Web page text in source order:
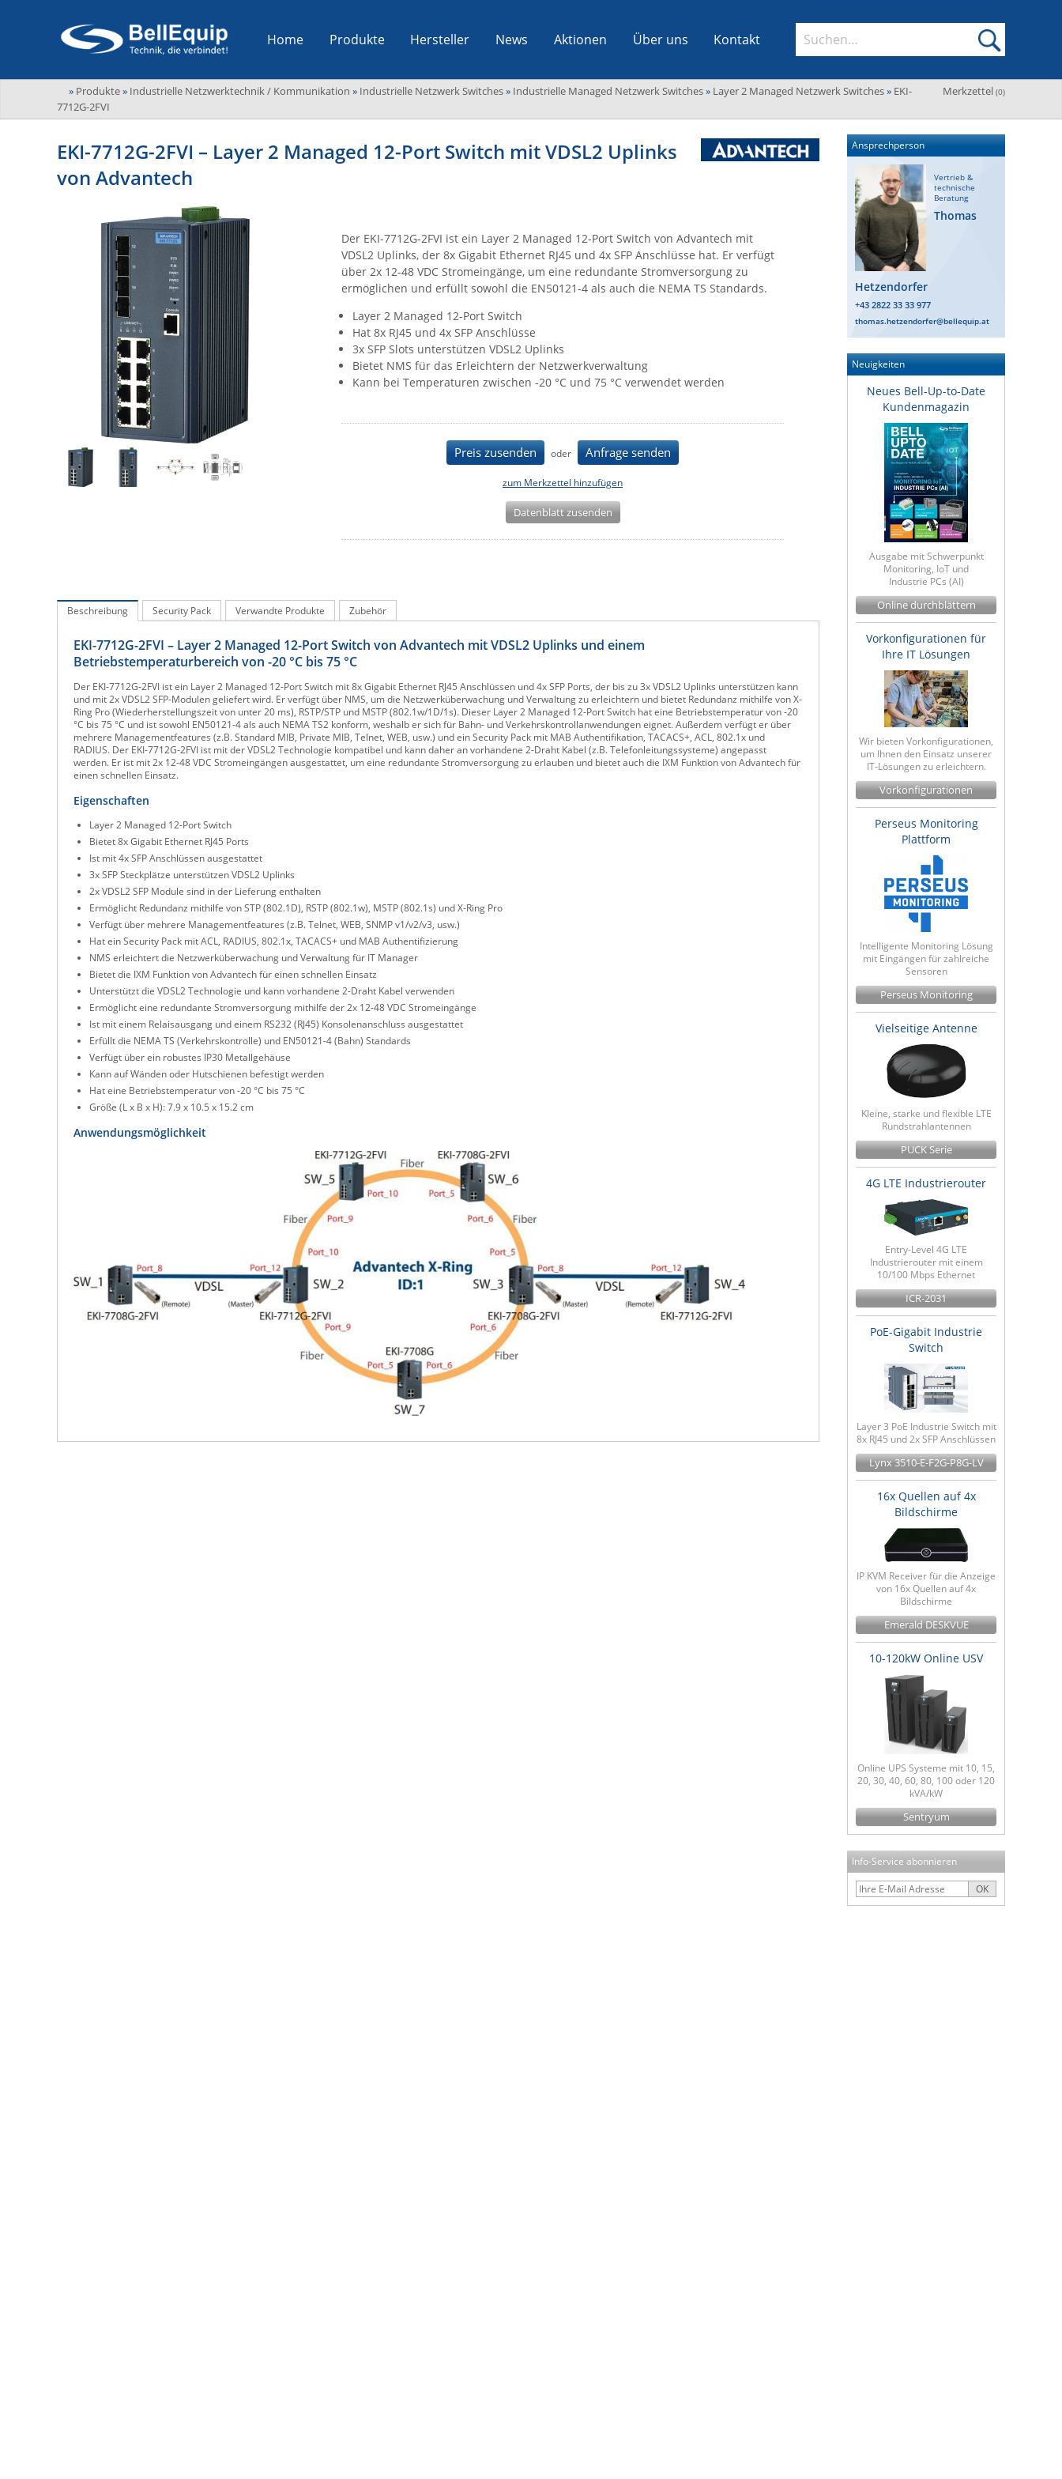
Home Produkte Hersteller News Aktionen Über uns Kontakt
Merkzettel (0)
» Produkte» Industrielle Netzwerktechnik / Kommunikation » Industrielle Netzwerk Switches» Industrielle Managed Netzwerk Switches» Layer 2 Managed Netzwerk Switches» EKI-
7712G-2FVI
EKI-7712G-2FVI – Layer 2 Managed 12-Port Switch mit VDSL2 Uplinks
von Advantech
Der EKI-7712G-2FVI ist ein Layer 2 Managed 12-Port Switch von Advantech mit
VDSL2 Uplinks, der 8x Gigabit Ethernet RJ45 und 4x SFP Anschlüsse hat. Er verfügt
über 2x 12-48 VDC Stromeingänge, um eine redundante Stromversorgung zu
ermöglichen und erfüllt sowohl die EN50121-4 als auch die NEMA TS Standards.
Layer 2 Managed 12-Port Switch
Hat 8x RJ45 und 4x SFP Anschlüsse
3x SFP Slots unterstützen VDSL2 Uplinks
Bietet NMS für das Erleichtern der Netzwerkverwaltung
Kann bei Temperaturen zwischen -20 °C und 75 °C verwendet werden
Preis zusenden oder Anfrage senden
zum Merkzettel hinzufügen
Datenblatt zusenden
Beschreibung Security Pack Verwandte Produkte Zubehör
EKI-7712G-2FVI – Layer 2 Managed 12-Port Switch von Advantech mit VDSL2 Uplinks und einem
Betriebstemperaturbereich von -20 °C bis 75 °C
Der EKI-7712G-2FVI ist ein Layer 2 Managed 12-Port Switch mit 8x Gigabit Ethernet RJ45 Anschlüssen und 4x SFP Ports, der bis zu 3x VDSL2 Uplinks unterstützen kann
und mit 2x VDSL2 SFP-Modulen geliefert wird. Er verfügt über NMS, um die Netzwerküberwachung und Verwaltung zu erleichtern und bietet Redundanz mithilfe von X-
Ring Pro (Wiederherstellungszeit von unter 20 ms), RSTP/STP und MSTP (802.1w/1D/1s). Dieser Layer 2 Managed 12-Port Switch hat eine Betriebstemperatur von -20
°C bis 75 °C und ist sowohl EN50121-4 als auch NEMA TS2 konform, weshalb er sich für Bahn- und Verkehrskontrollanwendungen eignet. Außerdem verfügt er über
mehrere Managementfeatures (z.B. Standard MIB, Private MIB, Telnet, WEB, usw.) und ein Security Pack mit MAB Authentifikation, TACACS+, ACL, 802.1x und
RADIUS. Der EKI-7712G-2FVI ist mit der VDSL2 Technologie kompatibel und kann daher an vorhandene 2-Draht Kabel (z.B. Telefonleitungssysteme) angepasst
werden. Er ist mit 2x 12-48 VDC Stromeingängen ausgestattet, um eine redundante Stromversorgung zu erlauben und bietet auch die IXM Funktion von Advantech für
einen schnellen Einsatz.
Eigenschaften
Layer 2 Managed 12-Port Switch
Bietet 8x Gigabit Ethernet RJ45 Ports
Ist mit 4x SFP Anschlüssen ausgestattet
3x SFP Steckplätze unterstützen VDSL2 Uplinks
2x VDSL2 SFP Module sind in der Lieferung enthalten
Ermöglicht Redundanz mithilfe von STP (802.1D), RSTP (802.1w), MSTP (802.1s) und X-Ring Pro
Verfügt über mehrere Managementfeatures (z.B. Telnet, WEB, SNMP v1/v2/v3, usw.)
Hat ein Security Pack mit ACL, RADIUS, 802.1x, TACACS+ und MAB Authentifizierung
NMS erleichtert die Netzwerküberwachung und Verwaltung für IT Manager
Bietet die IXM Funktion von Advantech für einen schnellen Einsatz
Unterstützt die VDSL2 Technologie und kann vorhandene 2-Draht Kabel verwenden
Ermöglicht eine redundante Stromversorgung mithilfe der 2x 12-48 VDC Stromeingänge
Ist mit einem Relaisausgang und einem RS232 (RJ45) Konsolenanschluss ausgestattet
Erfüllt die NEMA TS (Verkehrskontrolle) und EN50121-4 (Bahn) Standards
Verfügt über ein robustes IP30 Metallgehäuse
Kann auf Wänden oder Hutschienen befestigt werden
Hat eine Betriebstemperatur von -20 °C bis 75 °C
Größe (L x B x H): 7.9 x 10.5 x 15.2 cm
Anwendungsmöglichkeit
Ansprechperson
Vertrieb &
technische
Beratung
Thomas
Hetzendorfer
+43 2822 33 33 977
thomas.hetzendorfer@bellequip.at
Neuigkeiten
Neues Bell-Up-to-Date
Kundenmagazin
Ausgabe mit Schwerpunkt
Monitoring, IoT und
Industrie PCs (AI)
Online durchblättern
Vorkonfigurationen für
Ihre IT Lösungen
Wir bieten Vorkonfigurationen,
um Ihnen den Einsatz unserer
IT-Lösungen zu erleichtern.
Vorkonfigurationen
Perseus Monitoring
Plattform
Intelligente Monitoring Lösung
mit Eingängen für zahlreiche
Sensoren
Perseus Monitoring
Vielseitige Antenne
Kleine, starke und flexible LTE
Rundstrahlantennen
PUCK Serie
4G LTE Industrierouter
Entry-Level 4G LTE
Industrierouter mit einem
10/100 Mbps Ethernet
ICR-2031
PoE-Gigabit Industrie
Switch
Layer 3 PoE Industrie Switch mit
8x RJ45 und 2x SFP Anschlüssen
Lynx 3510-E-F2G-P8G-LV
16x Quellen auf 4x
Bildschirme
IP KVM Receiver für die Anzeige
von 16x Quellen auf 4x
Bildschirme
Emerald DESKVUE
10-120kW Online USV
Online UPS Systeme mit 10, 15,
20, 30, 40, 60, 80, 100 oder 120
kVA/kW
Sentryum
Info-Service abonnieren
OK